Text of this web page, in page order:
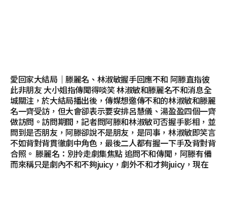
愛回家大結局｜滕麗名、林淑敏握手回應不和 阿滕直指彼
此非朋友 大小姐指傳聞得啖笑 林淑敏和滕麗名不和消息全
城關注，於大結局播出後，傳媒想邀傳不和的林淑敏和滕麗
名一齊受訪，但大會卻表示要安排呂慧儀、湯盈盈四個一齊
做訪問。訪問期間，記者問阿滕和林淑敏可否握手影相，並
問到是否朋友，阿滕卻說不是朋友，是同事，林淑敏即笑言
不如背對背貫徹劇中角色，最後二人都有握一下手及背對背
合照。 滕麗名：別拎走劇集焦點 追問不和傳聞，阿滕有備
而來稱只是劇內不和不夠juicy，劇外不和才夠juicy，現在